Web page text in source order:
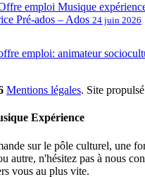
emploi Musique
Pré-ados – Ados 24 juin 2026
emploi: animateur
Mentions légales. Site
Expérience
sur le pôle culturel, une
autre, n'hésitez pas à nous
vous au plus vite.